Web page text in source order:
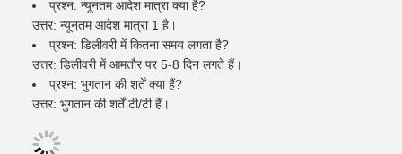
प्रश्न: न्यूनतम आदेश मात्रा क्या है?
उत्तर: न्यूनतम आदेश मात्रा 1 है।
प्रश्न: डिलीवरी में कितना समय लगता है?
उत्तर: डिलीवरी में आमतौर पर 5-8 दिन लगते हैं।
प्रश्न: भुगतान की शर्तें क्या हैं?
उत्तर: भुगतान की शर्तें टी/टी हैं।